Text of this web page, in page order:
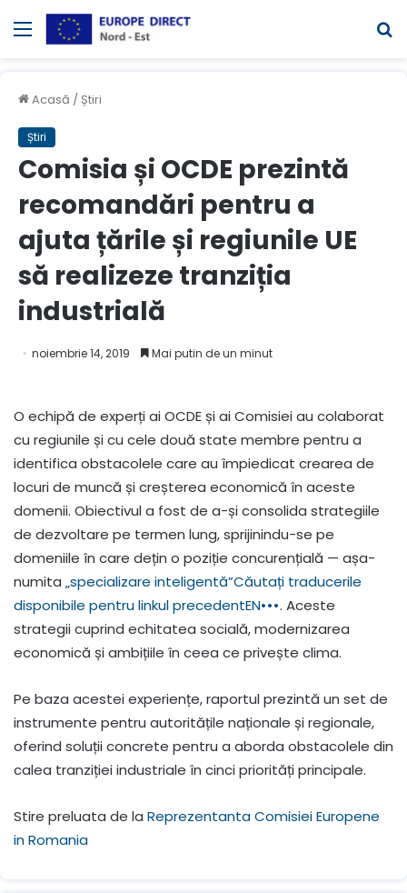
Meniul
Acasă / Știri
Știri
Comisia și OCDE prezintă
recomandări pentru a
ajuta țările și regiunile UE
să realizeze tranziția
industrială
noiembrie 14, 2019 Mai putin de un minut
O echipă de experți ai OCDE și ai Comisiei au colaborat
cu regiunile și cu cele două state membre pentru a
identifica obstacolele care au împiedicat crearea de
locuri de muncă și creșterea economică în aceste
domenii. Obiectivul a fost de a-și consolida strategiile
de dezvoltare pe termen lung, sprijinindu-se pe
domeniile în care dețin o poziție concurențială — așa-
numita „specializare inteligentă”Căutați traducerile
disponibile pentru linkul precedentEN•••. Aceste
strategii cuprind echitatea socială, modernizarea
economică și ambițiile în ceea ce privește clima.
Pe baza acestei experiențe, raportul prezintă un set de
instrumente pentru autoritățile naționale și regionale,
oferind soluții concrete pentru a aborda obstacolele din
calea tranziției industriale în cinci priorități principale.
Stire preluata de la Reprezentanta Comisiei Europene
in Romania